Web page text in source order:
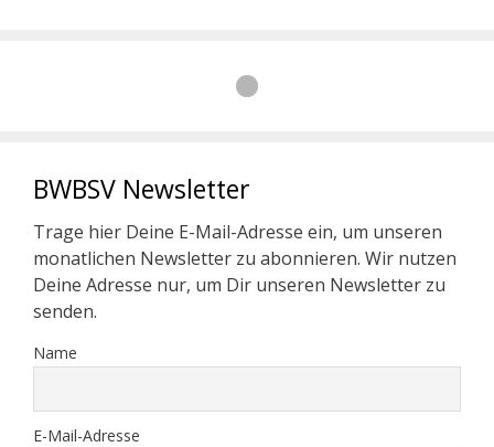
BWBSV Newsletter
Trage hier Deine E-Mail-Adresse ein, um unseren
monatlichen Newsletter zu abonnieren. Wir nutzen
Deine Adresse nur, um Dir unseren Newsletter zu
senden.
Name
E-Mail-Adresse